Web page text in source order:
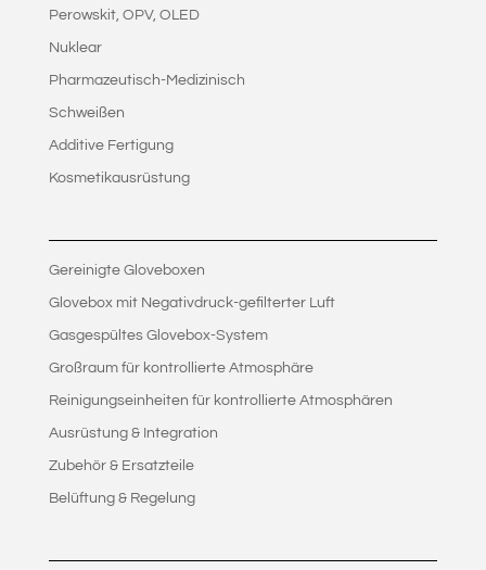
Perowskit, OPV, OLED
Nuklear
Pharmazeutisch-Medizinisch
Schweißen
Additive Fertigung
Kosmetikausrüstung
Gereinigte Gloveboxen
Glovebox mit Negativdruck-gefilterter Luft
Gasgespültes Glovebox-System
Großraum für kontrollierte Atmosphäre
Reinigungseinheiten für kontrollierte Atmosphären
Ausrüstung & Integration
Zubehör & Ersatzteile
Belüftung & Regelung